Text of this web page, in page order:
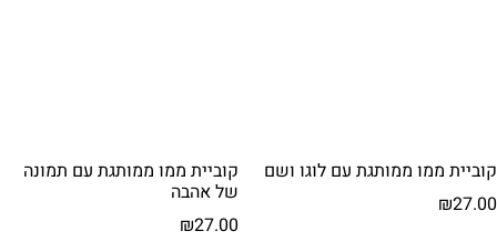
קוביית ממו ממותגת עם לוגו ושם
₪27.00
קוביית ממו ממותגת עם תמונה
של אהבה
₪27.00